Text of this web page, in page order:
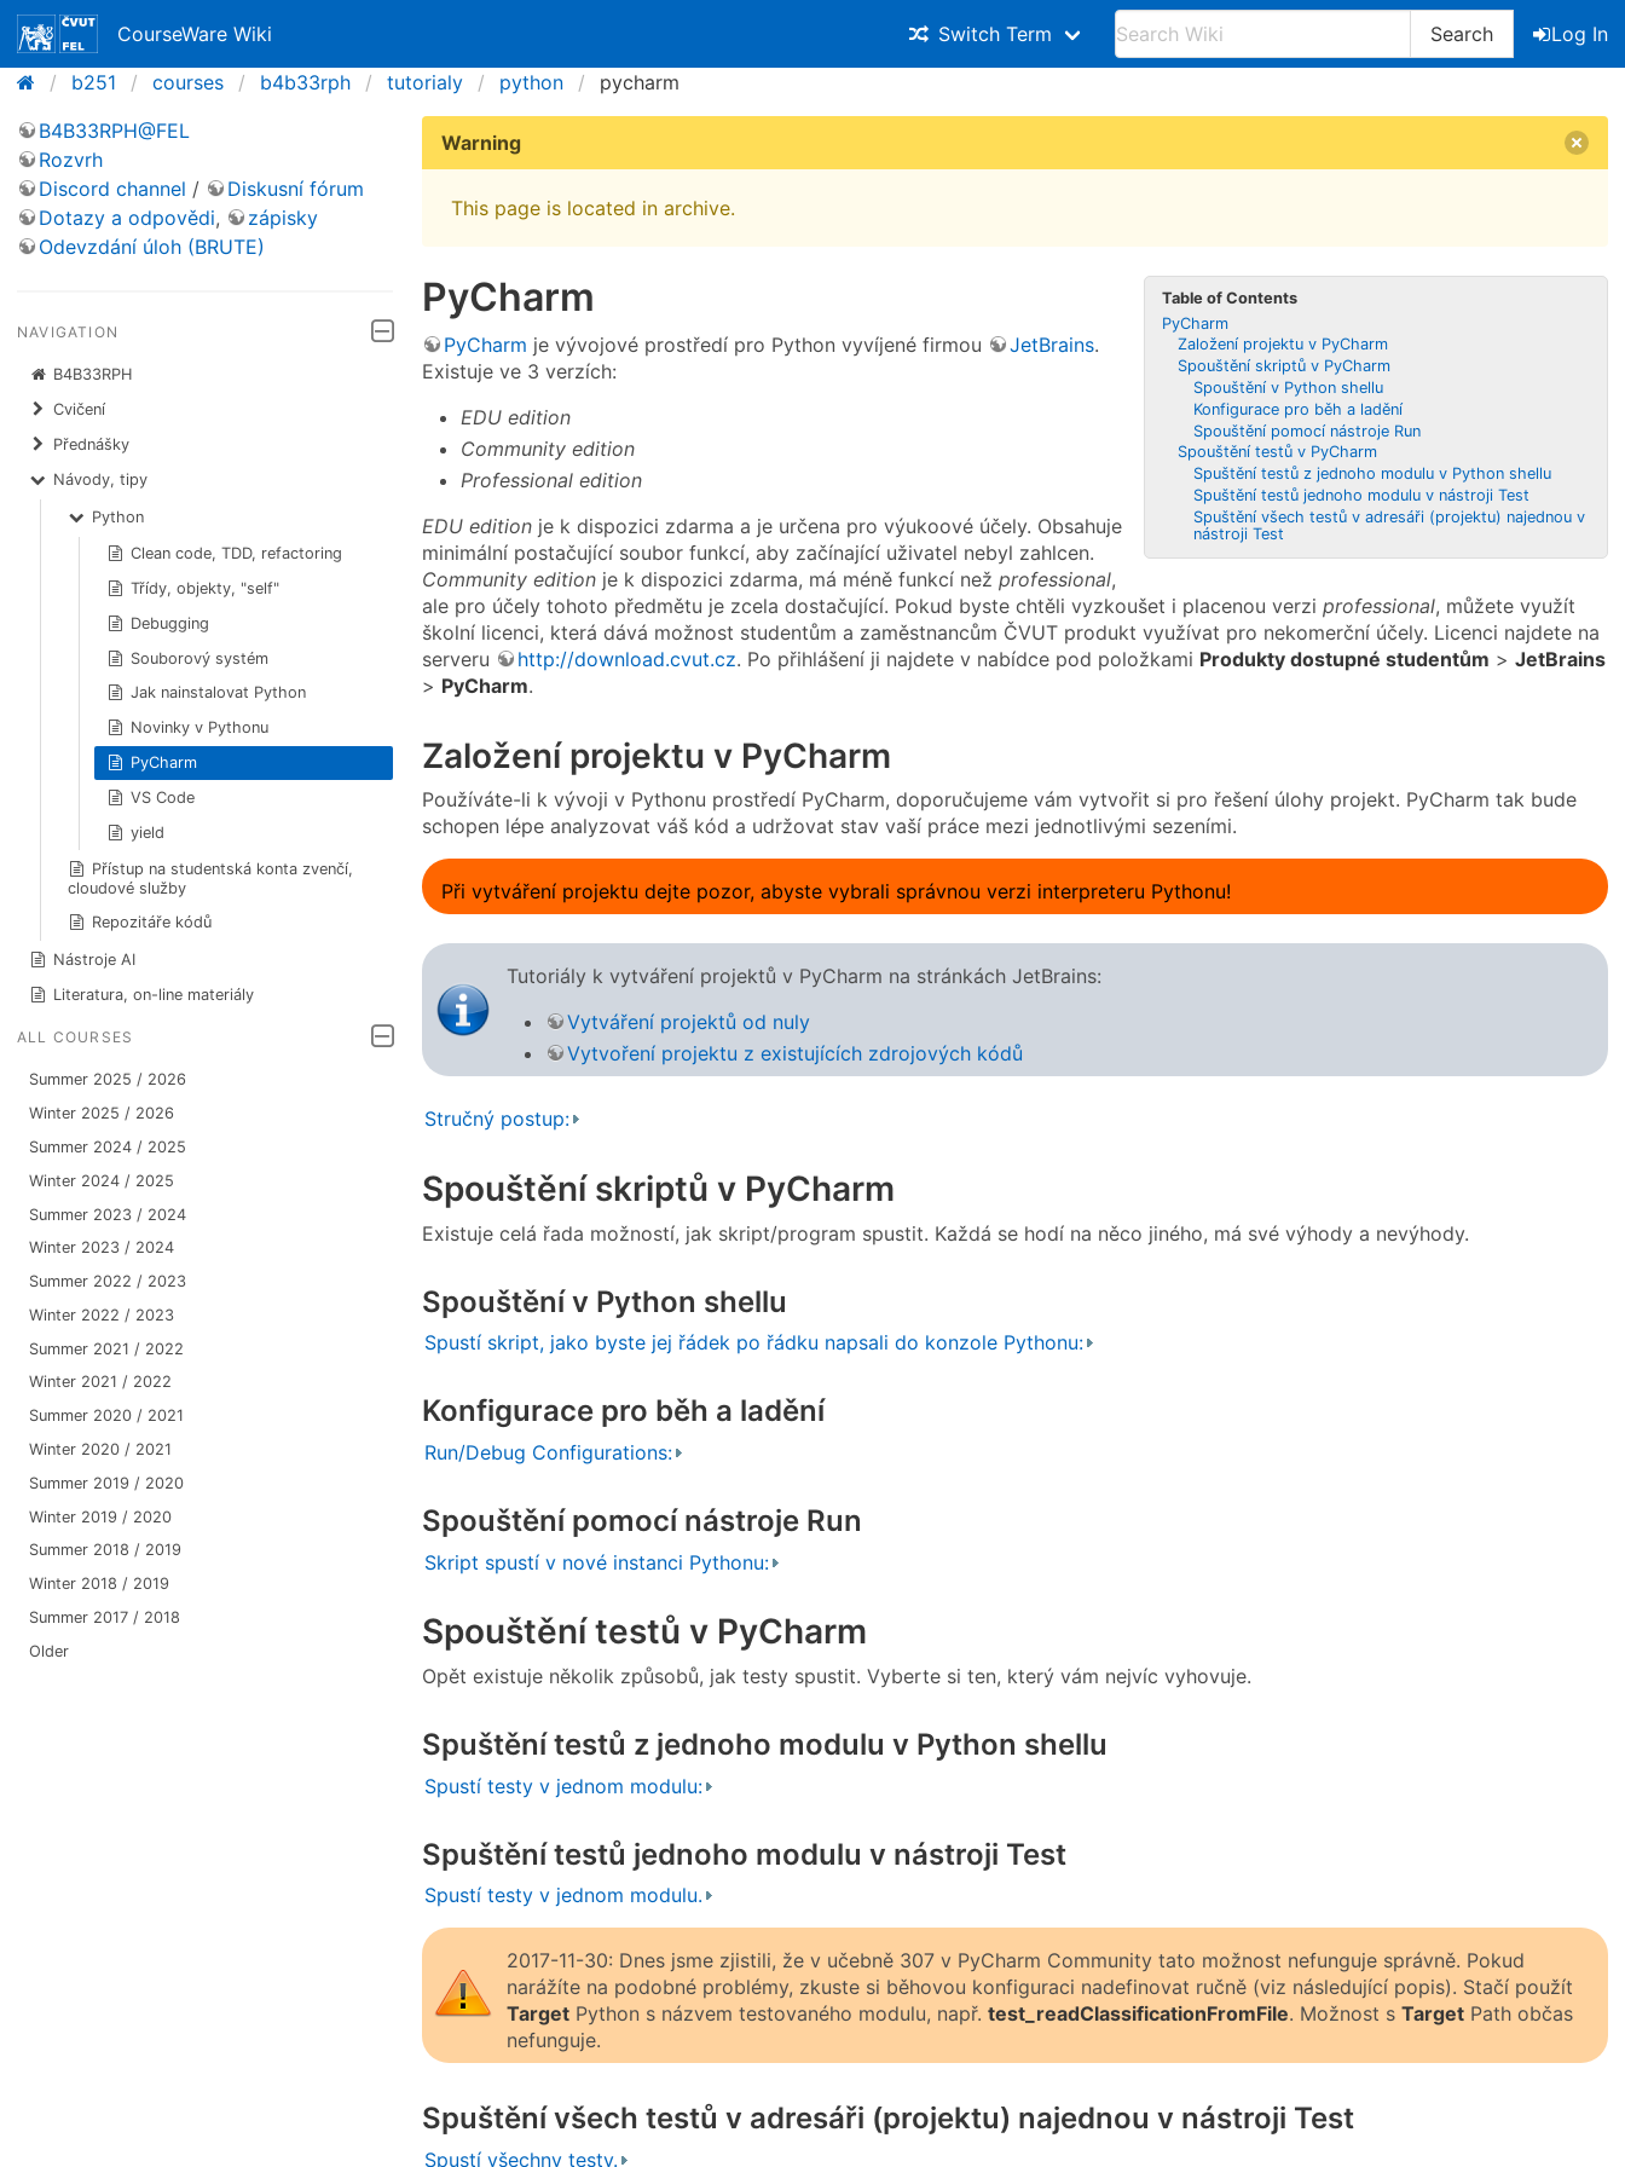
CourseWare Wiki Switch Term Search
Log In
b251
courses b4b33rph tutorialy python
pycharm
B4B33RPH@FEL
Rozvrh
Discord channel /
Diskusní fórum
Dotazy a odpovědi,
zápisky
Odevzdání úloh (BRUTE)
NAVIGATION
B4B33RPH
Cvičení
Přednášky
Návody, tipy
Python
Clean code, TDD, refactoring
Třídy, objekty, "self"
Debugging
Souborový systém
Jak nainstalovat Python
Novinky v Pythonu
PyCharm
VS Code
yield
Přístup na studentská konta zvenčí,
cloudové služby
Repozitáře kódů
Nástroje AI
Literatura, on-line materiály
ALL COURSES
Summer 2025 / 2026
Winter 2025 / 2026
Summer 2024 / 2025
Winter 2024 / 2025
Summer 2023 / 2024
Winter 2023 / 2024
Summer 2022 / 2023
Winter 2022 / 2023
Summer 2021 / 2022
Winter 2021 / 2022
Summer 2020 / 2021
Winter 2020 / 2021
Summer 2019 / 2020
Winter 2019 / 2020
Summer 2018 / 2019
Winter 2018 / 2019
Summer 2017 / 2018
Older
Warning
This page is located in archive.
Table of Contents
PyCharm
Založení projektu v PyCharm
Spouštění skriptů v PyCharm
Spouštění v Python shellu
Konfigurace pro běh a ladění
Spouštění pomocí nástroje Run
Spouštění testů v PyCharm
Spuštění testů z jednoho modulu v Python shellu
Spuštění testů jednoho modulu v nástroji Test
Spuštění všech testů v adresáři (projektu) najednou v
nástroji Test
PyCharm
PyCharm je vývojové prostředí pro Python vyvíjené firmou JetBrains.
Existuje ve 3 verzích:
EDU edition
Community edition
Professional edition
EDU edition je k dispozici zdarma a je určena pro výukoové účely. Obsahuje
minimální postačující soubor funkcí, aby začínající uživatel nebyl zahlcen.
Community edition je k dispozici zdarma, má méně funkcí než professional,
ale pro účely tohoto předmětu je zcela dostačující. Pokud byste chtěli vyzkoušet i placenou verzi professional, můžete využít
školní licenci, která dává možnost studentům a zaměstnancům ČVUT produkt využívat pro nekomerční účely. Licenci najdete na
serveru
http://download.cvut.cz. Po přihlášení ji najdete v nabídce pod položkami Produkty dostupné studentům > JetBrains
> PyCharm.
Založení projektu v PyCharm
Používáte-li k vývoji v Pythonu prostředí PyCharm, doporučujeme vám vytvořit si pro řešení úlohy projekt. PyCharm tak bude
schopen lépe analyzovat váš kód a udržovat stav vaší práce mezi jednotlivými sezeními.
Při vytváření projektu dejte pozor, abyste vybrali správnou verzi interpreteru Pythonu!
Tutoriály k vytváření projektů v PyCharm na stránkách JetBrains:
Vytváření projektů od nuly
Vytvoření projektu z existujících zdrojových kódů
Stručný postup:
Spouštění skriptů v PyCharm
Existuje celá řada možností, jak skript/program spustit. Každá se hodí na něco jiného, má své výhody a nevýhody.
Spouštění v Python shellu
Spustí skript, jako byste jej řádek po řádku napsali do konzole Pythonu:
Konfigurace pro běh a ladění
Run/Debug Configurations:
Spouštění pomocí nástroje Run
Skript spustí v nové instanci Pythonu:
Spouštění testů v PyCharm
Opět existuje několik způsobů, jak testy spustit. Vyberte si ten, který vám nejvíc vyhovuje.
Spuštění testů z jednoho modulu v Python shellu
Spustí testy v jednom modulu:
Spuštění testů jednoho modulu v nástroji Test
Spustí testy v jednom modulu.
2017-11-30: Dnes jsme zjistili, že v učebně 307 v PyCharm Community tato možnost nefunguje správně. Pokud
narážíte na podobné problémy, zkuste si běhovou konfiguraci nadefinovat ručně (viz následující popis). Stačí použít
Target Python s názvem testovaného modulu, např. test_readClassificationFromFile. Možnost s Target Path občas
nefunguje.
Spuštění všech testů v adresáři (projektu) najednou v nástroji Test
Spustí všechny testy.